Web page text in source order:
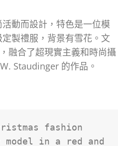
動而設計，特色是一位模
製禮服，背景有雪花。文
融合了超現實主義和時尚攝
Staudinger 的作品。
fashion
in a red and